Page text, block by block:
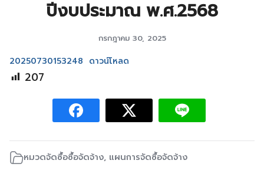
ปีงบประมาณ พ.ศ.2568
กรกฎาคม 30, 2025
20250730153248 ดาวน์โหลด
207
หมวดจัดซื้อซื้อจัดจ้าง, แผนการจัดซื้อจัดจ้าง